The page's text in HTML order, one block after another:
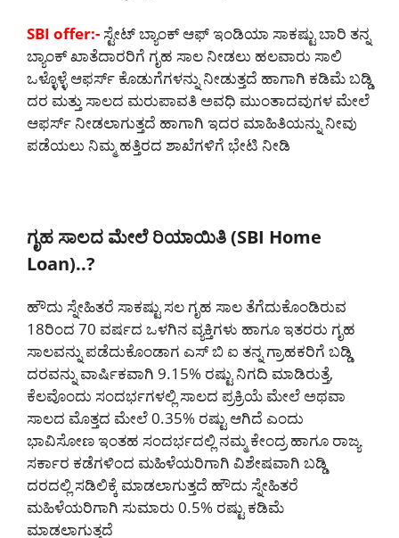
SBI offer:- ಸ್ಟೇಟ್ ಬ್ಯಾಂಕ್ ಆಫ್ ಇಂಡಿಯಾ ಸಾಕಷ್ಟು ಬಾರಿ ತನ್ನ
ಬ್ಯಾಂಕ್ ಖಾತೆದಾರರಿಗೆ ಗೃಹ ಸಾಲ ನೀಡಲು ಹಲವಾರು ಸಾಲಿ
ಒಳ್ಳೊಳ್ಳೆ ಆಫರ್ಸ್ ಕೊಡುಗೆಗಳನ್ನು ನೀಡುತ್ತದೆ ಹಾಗಾಗಿ ಕಡಿಮೆ ಬಡ್ಡಿ
ದರ ಮತ್ತು ಸಾಲದ ಮರುಪಾವತಿ ಅವಧಿ ಮುಂತಾದವುಗಳ ಮೇಲೆ
ಆಫರ್ಸ್ ನೀಡಲಾಗುತ್ತದೆ ಹಾಗಾಗಿ ಇದರ ಮಾಹಿತಿಯನ್ನು ನೀವು
ಪಡೆಯಲು ನಿಮ್ಮ ಹತ್ತಿರದ ಶಾಖೆಗಳಿಗೆ ಭೇಟಿ ನೀಡಿ
ಗೃಹ ಸಾಲದ ಮೇಲೆ ರಿಯಾಯಿತಿ (SBI Home
Loan)..?
ಹೌದು ಸ್ನೇಹಿತರೆ ಸಾಕಷ್ಟು ಸಲ ಗೃಹ ಸಾಲ ತೆಗೆದುಕೊಂಡಿರುವ
18ರಿಂದ 70 ವರ್ಷದ ಒಳಗಿನ ವ್ಯಕ್ತಿಗಳು ಹಾಗೂ ಇತರರು ಗೃಹ
ಸಾಲವನ್ನು ಪಡೆದುಕೊಂಡಾಗ ಎಸ್ ಬಿ ಐ ತನ್ನ ಗ್ರಾಹಕರಿಗೆ ಬಡ್ಡಿ
ದರವನ್ನು ವಾರ್ಷಿಕವಾಗಿ 9.15% ರಷ್ಟು ನಿಗದಿ ಮಾಡಿರುತ್ತೆ,
ಕೆಲವೊಂದು ಸಂದರ್ಭಗಳಲ್ಲಿ ಸಾಲದ ಪ್ರಕ್ರಿಯೆ ಮೇಲೆ ಅಥವಾ
ಸಾಲದ ಮೊತ್ತದ ಮೇಲೆ 0.35% ರಷ್ಟು ಆಗಿದೆ ಎಂದು
ಭಾವಿಸೋಣ ಇಂತಹ ಸಂದರ್ಭದಲ್ಲಿ ನಮ್ಮ ಕೇಂದ್ರ ಹಾಗೂ ರಾಜ್ಯ
ಸರ್ಕಾರ ಕಡೆಗಳಿಂದ ಮಹಿಳೆಯರಿಗಾಗಿ ವಿಶೇಷವಾಗಿ ಬಡ್ಡಿ
ದರದಲ್ಲಿ ಸಡಿಲಿಕ್ಕೆ ಮಾಡಲಾಗುತ್ತದೆ ಹೌದು ಸ್ನೇಹಿತರೆ
ಮಹಿಳೆಯರಿಗಾಗಿ ಸುಮಾರು 0.5% ರಷ್ಟು ಕಡಿಮೆ
ಮಾಡಲಾಗುತ್ತದೆ